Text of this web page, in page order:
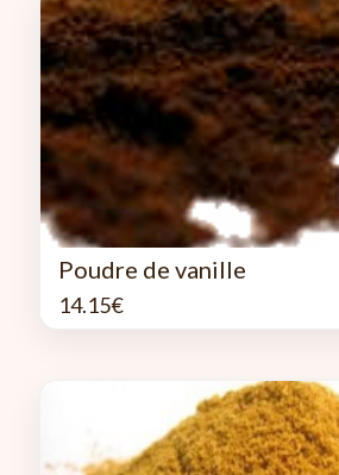
Poudre de vanille
14.15€